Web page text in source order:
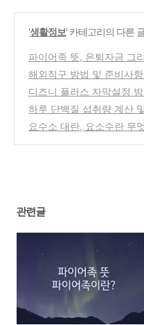
'생활정보' 카테고리의 다른
파이어족 뜻, 은퇴자금 그
해외직구 방법 및 준비사
디즈니 플러스 자막설정
드 버전)
(2)
하루 단백질 섭취량 계산
질 보충제 음료
(0)
요수소 대란, 요소수란 무
관련글